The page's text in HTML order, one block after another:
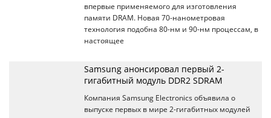
впервые применяемого для изготовления
памяти DRAM. Новая 70-нанометровая
технология подобна 80-нм и 90-нм процессам, в
настоящее
Samsung анонсировал первый 2-
гигабитный модуль DDR2 SDRAM
Компания Samsung Electronics объявила о
выпуске первых в мире 2-гигабитных модулей